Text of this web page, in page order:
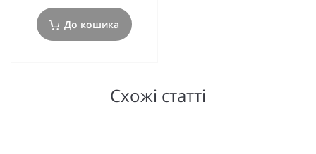
До кошика
Схожі статті